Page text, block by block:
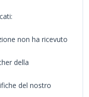
non ha ricevuto
della
del nostro